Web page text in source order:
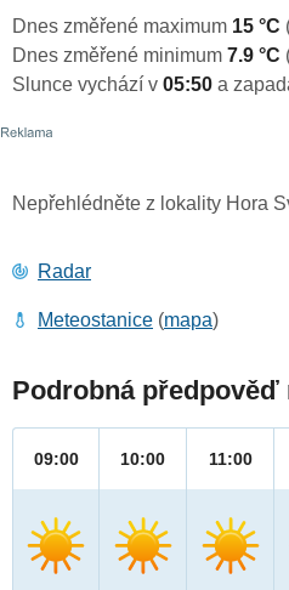
Dnes změřené maximum 15 °C
Dnes změřené minimum 7.9 °C
Slunce vychází v 05:50 a
Nepřehlédněte z lokality Hora
Radar
Meteostanice (mapa)
Podrobná předpověď
09:00 10:00 11:00